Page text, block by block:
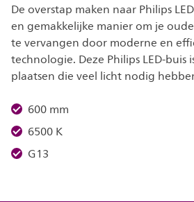
De overstap maken naar Philips
en gemakkelijke manier om je
te vervangen door moderne en
technologie. Deze Philips LED-buis
plaatsen die veel licht nodig
600 mm
6500 K
G13